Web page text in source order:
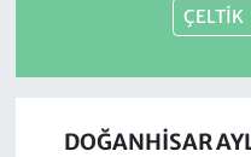
ÇELTİK
DOĞANHİSAR